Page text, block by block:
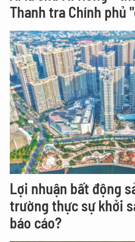
Thanh tra Chính phủ
Lợi nhuận bất động
trường thực sự khởi
báo cáo?